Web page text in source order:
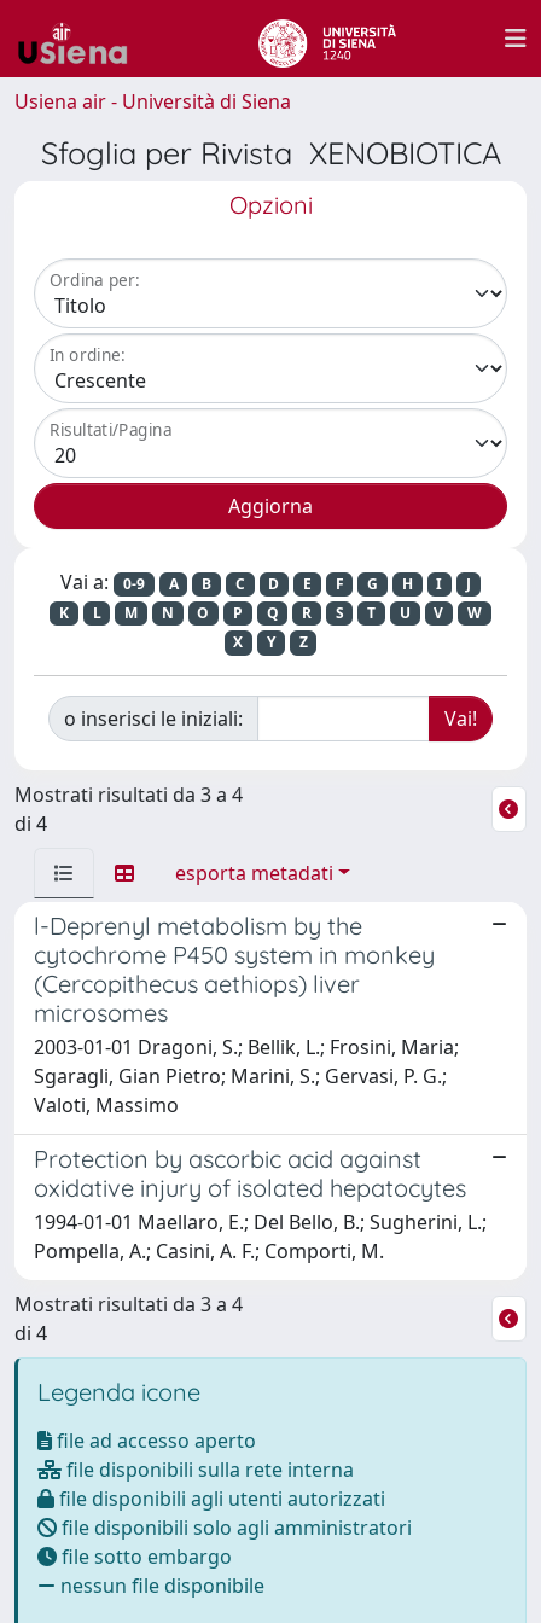
Usiena air - Università di Siena
Sfoglia per Rivista XENOBIOTICA
Opzioni
Ordina per:
In ordine:
Risultati/Pagina
Vai a: 0-9 A B C D E F G H I
J
K
L M N O P Q R S T U V
W
X
Y Z
o inserisci le iniziali:
Mostrati risultati da 3 a 4
di 4
esporta metadati
l-Deprenyl metabolism by the
cytochrome P450 system in monkey
(Cercopithecus aethiops) liver
microsomes
2003-01-01 Dragoni, S.; Bellik, L.; Frosini, Maria;
Sgaragli, Gian Pietro; Marini, S.; Gervasi, P. G.;
Valoti, Massimo
Protection by ascorbic acid against
oxidative injury of isolated hepatocytes
1994-01-01 Maellaro, E.; Del Bello, B.; Sugherini, L.;
Pompella, A.; Casini, A. F.; Comporti, M.
Mostrati risultati da 3 a 4
di 4
Legenda icone
file ad accesso aperto
file disponibili sulla rete interna
file disponibili agli utenti autorizzati
file disponibili solo agli amministratori
file sotto embargo
nessun file disponibile